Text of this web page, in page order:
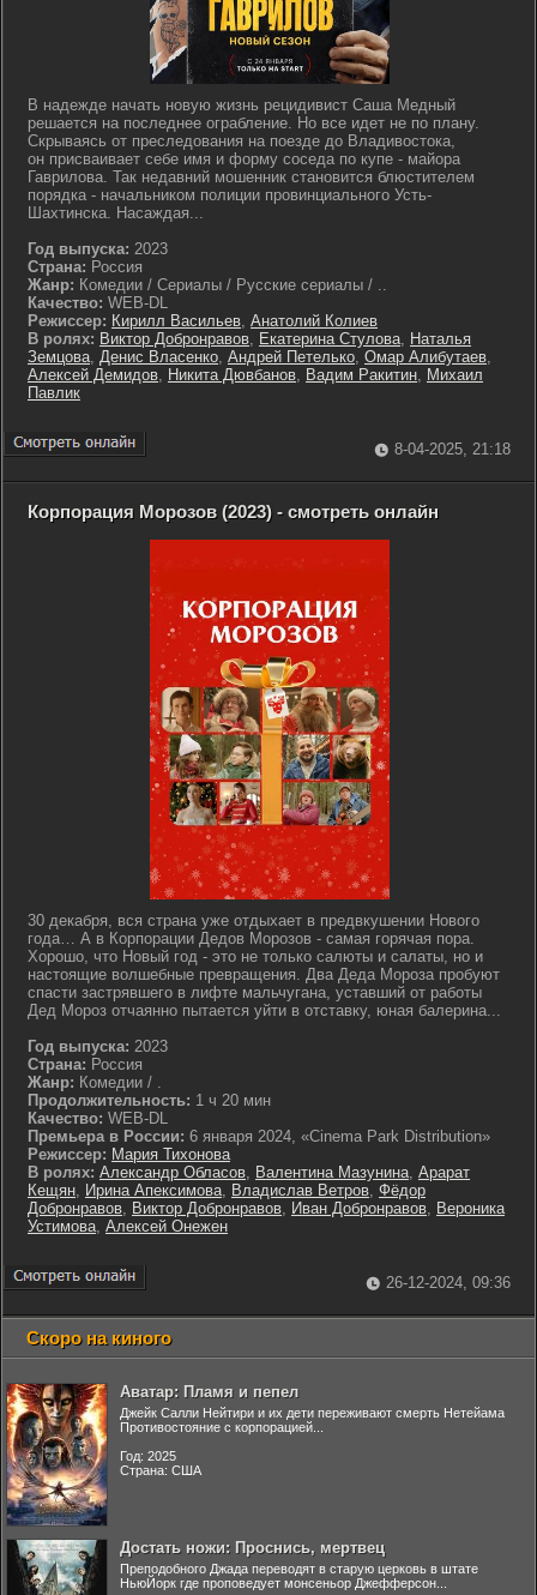
В надежде начать новую жизнь рецидивист Саша Медный
решается на последнее ограбление. Но все идет не по плану.
Скрываясь от преследования на поезде до Владивостока,
он присваивает себе имя и форму соседа по купе - майора
Гаврилова. Так недавний мошенник становится блюстителем
порядка - начальником полиции провинциального Усть-
Шахтинска. Насаждая...
Год выпуска: 2023
Страна: Россия
Жанр: Комедии / Сериалы / Русские сериалы / ..
Качество: WEB-DL
Режиссер: Кирилл Васильев, Анатолий Колиев
В ролях: Виктор Добронравов, Екатерина Стулова, Наталья
Земцова, Денис Власенко, Андрей Петелько, Омар Алибутаев,
Алексей Демидов, Никита Дювбанов, Вадим Ракитин, Михаил
Павлик
8-04-2025, 21:18
Корпорация Морозов (2023) - смотреть онлайн
30 декабря, вся страна уже отдыхает в предвкушении Нового
года… А в Корпорации Дедов Морозов - самая горячая пора.
Хорошо, что Новый год - это не только салюты и салаты, но и
настоящие волшебные превращения. Два Деда Мороза пробуют
спасти застрявшего в лифте мальчугана, уставший от работы
Дед Мороз отчаянно пытается уйти в отставку, юная балерина...
Год выпуска: 2023
Страна: Россия
Жанр: Комедии / .
Продолжительность: 1 ч 20 мин
Качество: WEB-DL
Премьера в России: 6 января 2024, «Cinema Park Distribution»
Режиссер: Мария Тихонова
В ролях: Александр Обласов, Валентина Мазунина, Арарат
Кещян, Ирина Апексимова, Владислав Ветров, Фёдор
Добронравов, Виктор Добронравов, Иван Добронравов, Вероника
Устимова, Алексей Онежен
26-12-2024, 09:36
Скоро на киного
Аватар: Пламя и пепел
Джейк Салли Нейтири и их дети переживают смерть Нетейама
Противостояние с корпорацией...
Год: 2025
Страна: США
Достать ножи: Проснись, мертвец
Преподобного Джада переводят в старую церковь в штате
НьюЙорк где проповедует монсеньор Джефферсон...